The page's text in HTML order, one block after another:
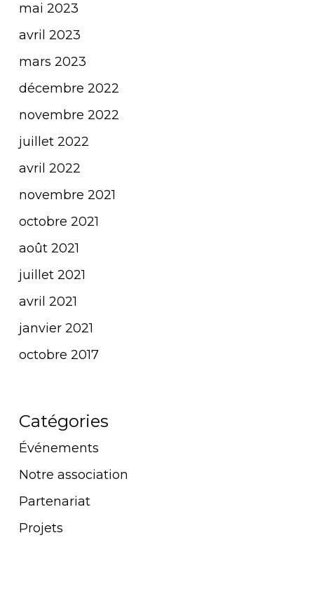
mai 2023
avril 2023
mars 2023
décembre 2022
novembre 2022
juillet 2022
avril 2022
novembre 2021
octobre 2021
août 2021
juillet 2021
avril 2021
janvier 2021
octobre 2017
Catégories
Événements
Notre association
Partenariat
Projets